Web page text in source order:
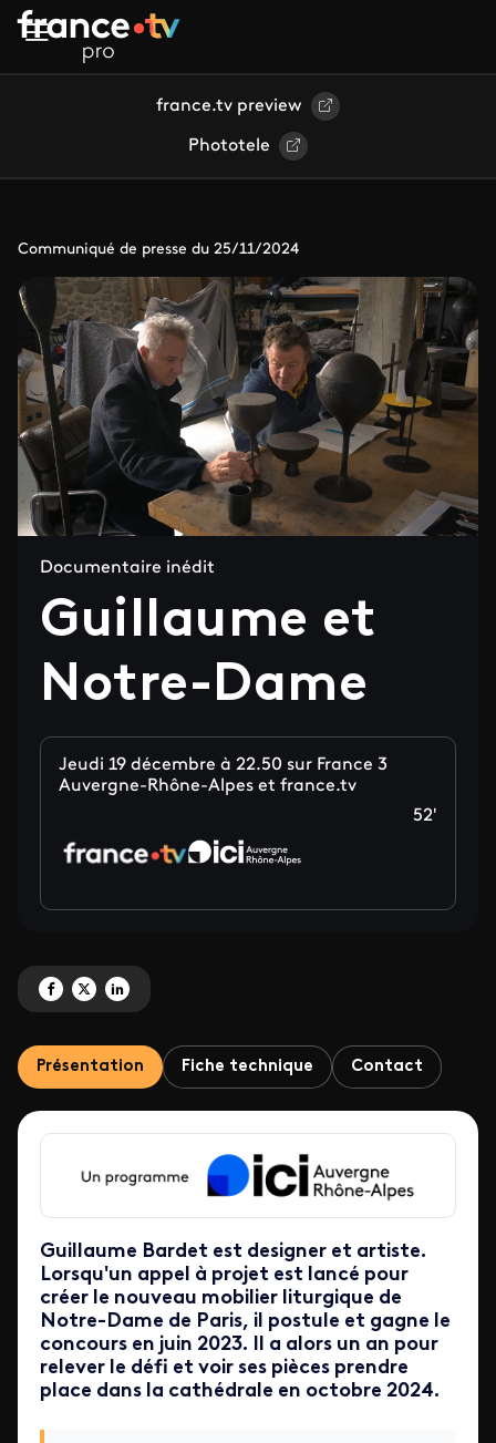
Aller au contenu principal
france.tv preview
Phototele
Communiqué de presse du 25/11/2024
Documentaire inédit
Guillaume et
Notre-Dame
Jeudi 19 décembre à 22.50 sur France 3
Auvergne-Rhône-Alpes et france.tv
52'
Partagez 'Guillaume et Notre-Dame' sur Facebook
Partagez 'Guillaume et Notre-Dame' sur X
Partagez 'Guillaume et Notre-Dame' sur LinkedIn
Présentation Fiche technique Contact
Guillaume Bardet est designer et artiste.
Lorsqu'un appel à projet est lancé pour
créer le nouveau mobilier liturgique de
Notre-Dame de Paris, il postule et gagne le
concours en juin 2023. Il a alors un an pour
relever le défi et voir ses pièces prendre
place dans la cathédrale en octobre 2024.